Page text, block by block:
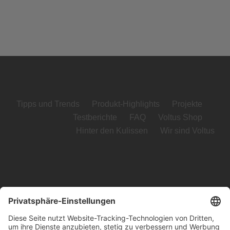
Tipps und Trends Produkt-Highlights
Projekte
Testberichte
FAQ
Voltus Shop
Hinter den Kulissen
Wir sind Voltus
Voltus GmbH
Loog 7, 23611 Bad Schwartau